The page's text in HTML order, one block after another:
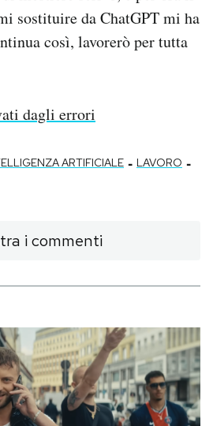
sostituire da ChatGPT mi ha
così, lavorerò per tutta
dagli errori
ARTIFICIALE - LAVORO -
i commenti